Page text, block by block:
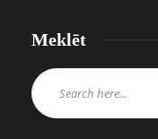
Meklēt